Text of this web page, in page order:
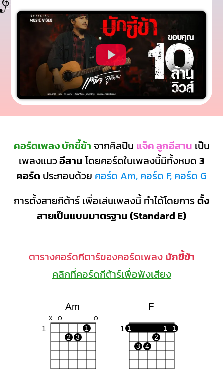
คอร์ดเพลง บักขี้ข้า จากศิลปิน แจ็ค ลูกอีสาน เป็น
เพลงแนวอีสาน โดยคอร์ดในเพลงนี้มีทั้งหมด 3
คอร์ด ประกอบด้วย คอร์ด Am, คอร์ด F, คอร์ด G
การตั้งสายกีต้าร์ เพื่อเล่นเพลงนี้ ทำได้โดยการตั้ง
สายเป็นแบบมาตรฐาน (Standard E)
ตารางคอร์ดกีตาร์ของคอร์ดเพลง บักขี้ข้า
คลิกที่คอร์ดกีต้าร์เพื่อฟังเสียง
Am
X O O
1
1
2
3
F
1 1 1
1
2
3
4